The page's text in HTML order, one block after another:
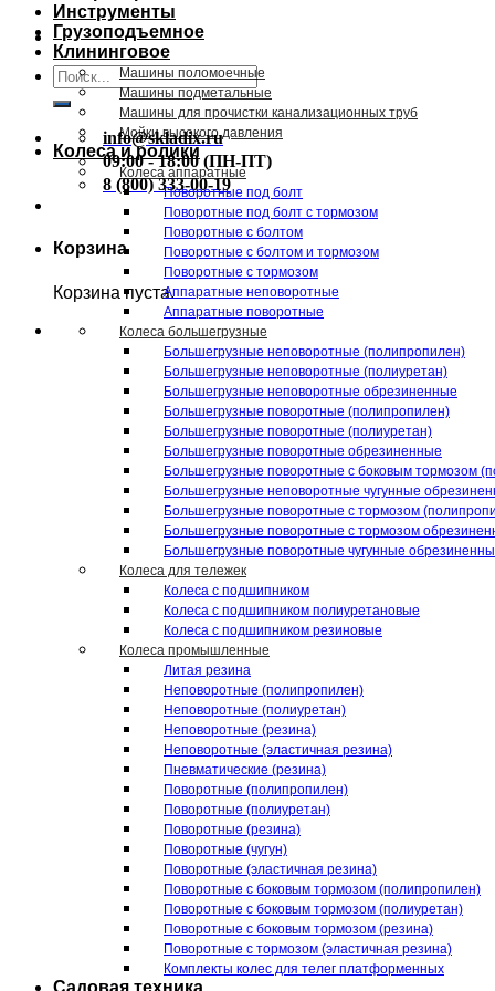
Искать:
info@skladix.ru
09:00 - 18:00 (ПН-ПТ)
8 (800) 333-00-19
Корзина
Корзина пуста.
Инструменты
Грузоподъемное
Клининговое
Машины поломоечные
Машины подметальные
Машины для прочистки канализационных труб
Мойки высокого давления
Колеса и ролики
Колеса аппаратные
Поворотные под болт
Поворотные под болт с тормозом
Поворотные с болтом
Поворотные с болтом и тормозом
Поворотные с тормозом
Аппаратные неповоротные
Аппаратные поворотные
Колеса большегрузные
Большегрузные неповоротные (полипропилен)
Большегрузные неповоротные (полиуретан)
Большегрузные неповоротные обрезиненные
Большегрузные поворотные (полипропилен)
Большегрузные поворотные (полиуретан)
Большегрузные поворотные обрезиненные
Большегрузные поворотные с боковым тормозом
Большегрузные неповоротные чугунные
Большегрузные поворотные с тормозом
Большегрузные поворотные с тормозом
Большегрузные поворотные чугунные
Колеса для тележек
Колеса с подшипником
Колеса с подшипником полиуретановые
Колеса с подшипником резиновые
Колеса промышленные
Литая резина
Неповоротные (полипропилен)
Неповоротные (полиуретан)
Неповоротные (резина)
Неповоротные (эластичная резина)
Пневматические (резина)
Поворотные (полипропилен)
Поворотные (полиуретан)
Поворотные (резина)
Поворотные (чугун)
Поворотные (эластичная резина)
Поворотные c боковым тормозом (полипропилен)
Поворотные c боковым тормозом (полиуретан)
Поворотные c боковым тормозом (резина)
Поворотные c тормозом (эластичная резина)
Комплекты колес для телег платформенных
Садовая техника